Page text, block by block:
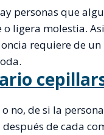
personas que
o ligera molestia.
requiere de
no, de si la
de cada